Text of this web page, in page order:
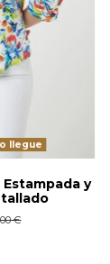
llegue
y
€